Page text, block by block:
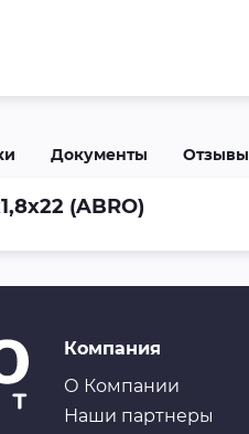
Документы Отзывы
(ABRO)
Компания
О Компании
Наши партнеры